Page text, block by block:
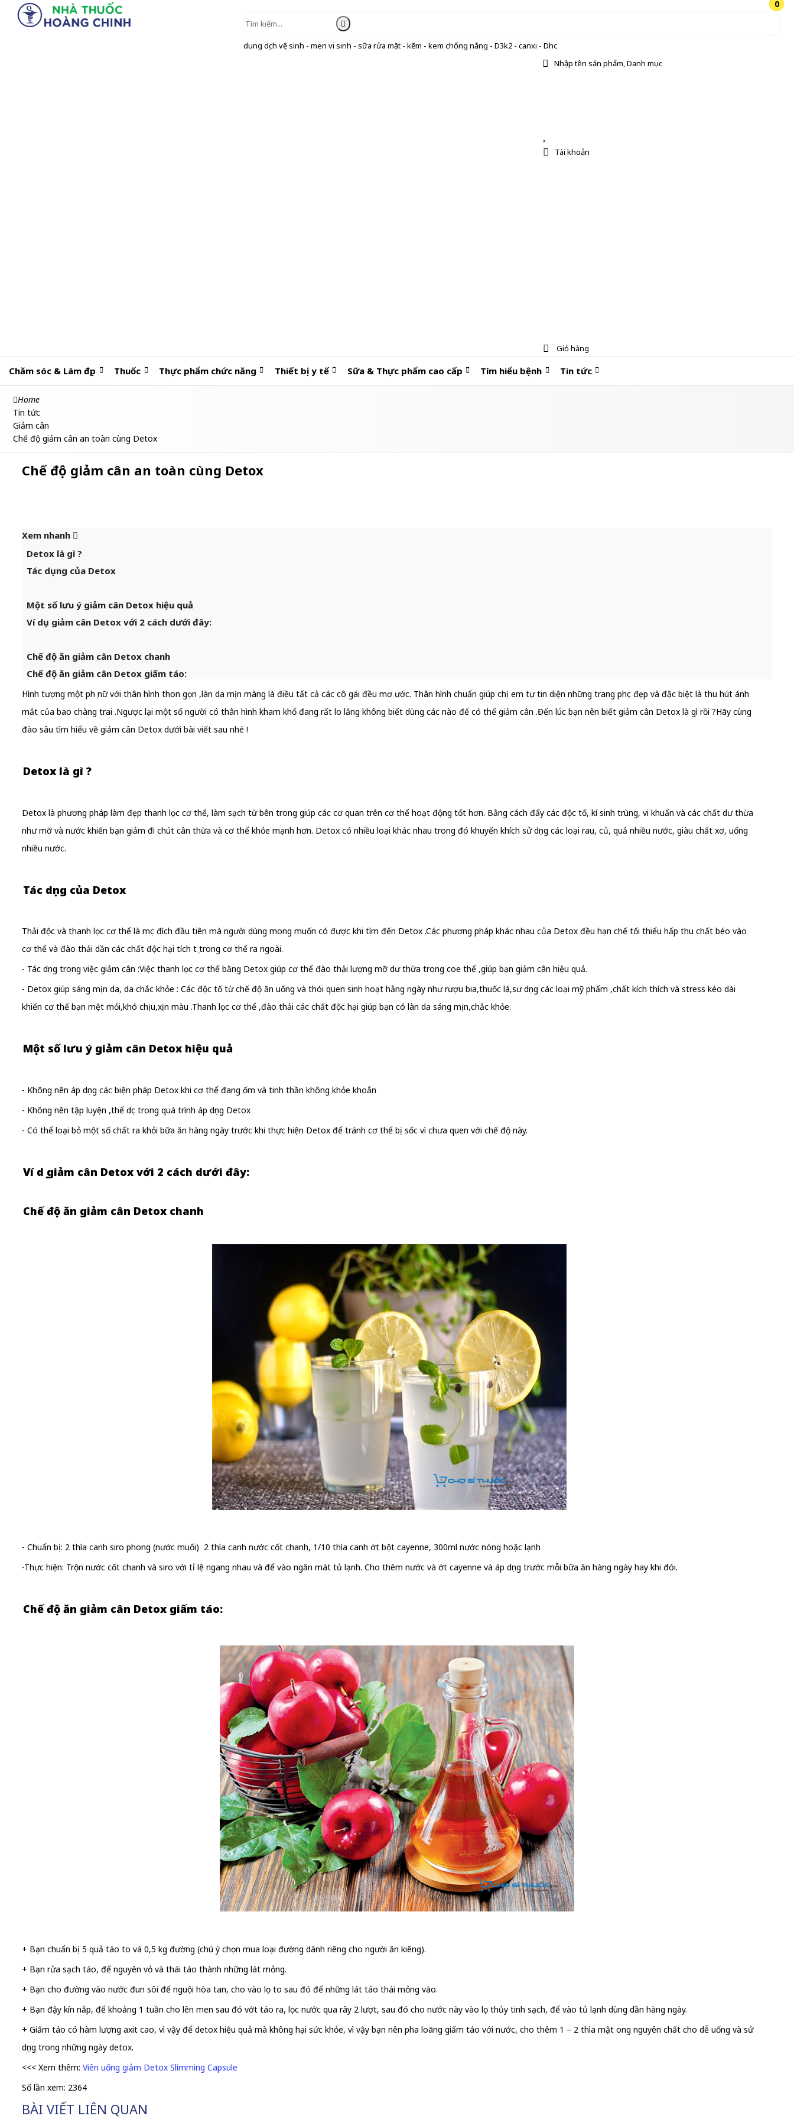
dung dịch vệ sinh - men vi sinh - sữa rửa mặt - kẽm - kem chống nắng - D3k2 - canxi - Dhc
Nhập tên sản phẩm, Danh mục
0
Tài khoản
0
Giỏ hàng
Chăm sóc & Làm đẹp Thuốc Thực phẩm chức năng Thiết bị y tế Sữa & Thực phẩm cao cấp Tìm hiểu bệnh Tin tức
Home
Tin tức
Giảm cân
Chế độ giảm cân an toàn cùng Detox
Chế độ giảm cân an toàn cùng Detox
Xem nhanh
Detox là gì ?
Tác dụng của Detox
Một số lưu ý giảm cân Detox hiệu quả
Ví dụ giảm cân Detox với 2 cách dưới đây:
Chế độ ăn giảm cân Detox chanh
Chế độ ăn giảm cân Detox giấm táo:
Hình tượng một phụ nữ với thân hình thon gọn ,làn da mịn màng là điều tất cả các cô gái đều mơ ước. Thân hình chuẩn giúp chị em tự tin diện những trang phục đẹp và đặc biệt là thu hút ánh
mắt của bao chàng trai .Ngược lại một số người có thân hình kham khổ đang rất lo lắng không biết dùng các nào để có thể giảm cân .Đến lúc bạn nên biết giảm cân Detox là gì rồi ?Hãy cùng
đào sâu tìm hiểu về giảm cân Detox dưới bài viết sau nhé !
Detox là gì ?
Detox là phương pháp làm đẹp thanh lọc cơ thể, làm sạch từ bên trong giúp các cơ quan trên cơ thể hoạt động tốt hơn. Bằng cách đẩy các độc tố, kí sinh trùng, vi khuẩn và các chất dư thừa
như mỡ và nước khiến bạn giảm đi chút cân thừa và cơ thể khỏe mạnh hơn. Detox có nhiều loại khác nhau trong đó khuyến khích sử dụng các loại rau, củ, quả nhiều nước, giàu chất xơ, uống
nhiều nước.
Tác dụng của Detox
Thải độc và thanh lọc cơ thể là mục đích đầu tiên mà người dùng mong muốn có được khi tìm đến Detox .Các phương pháp khác nhau của Detox đều hạn chế tối thiểu hấp thu chất béo vào
cơ thể và đào thải dần các chất độc hại tích tụ trong cơ thể ra ngoài.
- Tác dụng trong việc giảm cân :Việc thanh lọc cơ thể bằng Detox giúp cơ thể đào thải lượng mỡ dư thừa trong coe thể ,giúp bạn giảm cân hiệu quả.
- Detox giúp sáng mịn da, da chắc khỏe : Các độc tố từ chế độ ăn uống và thói quen sinh hoạt hằng ngày như rượu bia,thuốc lá,sư dụng các loại mỹ phẩm ,chất kích thích và stress kéo dài
khiến cơ thể bạn mệt mỏi,khó chịu,xịn màu .Thanh lọc cơ thể ,đào thải các chất độc hại giúp bạn có làn da sáng mịn,chắc khỏe.
Một số lưu ý giảm cân Detox hiệu quả
- Không nên áp dụng các biện pháp Detox khi cơ thể đang ốm và tinh thần không khỏe khoắn
- Không nên tập luyện ,thể dục trong quá trình áp dụng Detox
- Có thể loại bỏ một số chất ra khỏi bữa ăn hàng ngày trước khi thực hiện Detox để tránh cơ thể bị sốc vì chưa quen với chế độ này.
Ví dụ giảm cân Detox với 2 cách dưới đây:
Chế độ ăn giảm cân Detox chanh
- Chuẩn bị: 2 thìa canh siro phong (nước muối) 2 thìa canh nước cốt chanh, 1/10 thìa canh ớt bột cayenne, 300ml nước nóng hoặc lạnh
-Thực hiện: Trộn nước cốt chanh và siro với tỉ lệ ngang nhau và để vào ngăn mát tủ lạnh. Cho thêm nước và ớt cayenne và áp dụng trước mỗi bữa ăn hàng ngày hay khi đói.
Chế độ ăn giảm cân Detox giấm táo:
+ Bạn chuẩn bị 5 quả táo to và 0,5 kg đường (chú ý chọn mua loại đường dành riêng cho người ăn kiêng).
+ Bạn rửa sạch táo, để nguyên vỏ và thái táo thành những lát mỏng.
+ Bạn cho đường vào nước đun sôi để nguội hòa tan, cho vào lọ to sau đó để những lát táo thái mỏng vào.
+ Bạn đậy kín nắp, để khoảng 1 tuần cho lên men sau đó vớt táo ra, lọc nước qua rây 2 lượt, sau đó cho nước này vào lọ thủy tinh sạch, để vào tủ lạnh dùng dần hàng ngày.
+ Giấm táo có hàm lượng axit cao, vì vậy để detox hiệu quả mà không hại sức khỏe, vì vậy bạn nên pha loãng giấm táo với nước, cho thêm 1 – 2 thìa mật ong nguyên chất cho dễ uống và sử
dụng trong những ngày detox.
<<< Xem thêm: Viên uống giảm Detox Slimming Capsule
Số lần xem: 2364
BÀI VIẾT LIÊN QUAN